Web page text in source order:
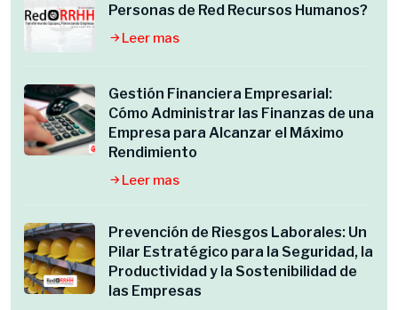
Personas de Red Recursos Humanos?
Leer mas
Gestión Financiera Empresarial:
Cómo Administrar las Finanzas de una
Empresa para Alcanzar el Máximo
Rendimiento
Leer mas
Prevención de Riesgos Laborales: Un
Pilar Estratégico para la Seguridad, la
Productividad y la Sostenibilidad de
las Empresas